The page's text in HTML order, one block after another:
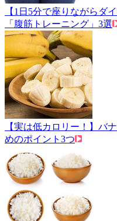
【1日5分で座りながらダ
「腹筋トレーニング」3選
【実は低カロリー！】バ
めのポイント3つ